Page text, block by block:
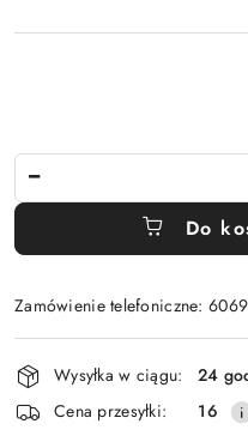
Do
Zamówienie telefoniczne:
Dostępność
i
dostawa
Wysyłka w ciągu:
24
Cena przesyłki:
16